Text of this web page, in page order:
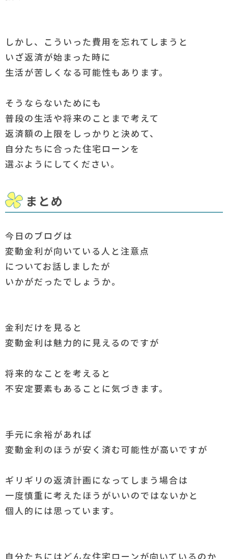
しかし、こういった費用を忘れてしまうと
いざ返済が始まった時に
生活が苦しくなる可能性もあります。
そうならないためにも
普段の生活や将来のことまで考えて
返済額の上限をしっかりと決めて、
自分たちに合った住宅ローンを
選ぶようにしてください。
まとめ
今日のブログは
変動金利が向いている人と注意点
についてお話しましたが
いかがだったでしょうか。
金利だけを見ると
変動金利は魅力的に見えるのですが
将来的なことを考えると
不安定要素もあることに気づきます。
手元に余裕があれば
変動金利のほうが安く済む可能性が高いですが
ギリギリの返済計画になってしまう場合は
一度慎重に考えたほうがいいのではないかと
個人的には思っています。
自分たちにはどんな住宅ローンが向いているのか